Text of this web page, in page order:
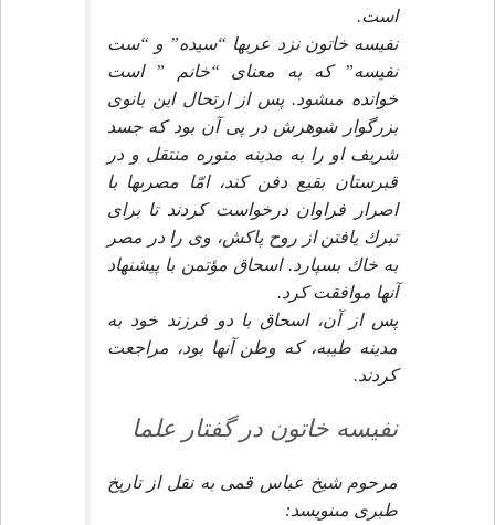
است.
نفيسه خاتون نزد عرب‏ها “سيده” و “ست
نفيسه” كه به معناى “خانم ” است
خوانده مى‏شود. پس از ارتحال اين بانوى
بزرگوار شوهرش در پى آن بود كه جسد
شريف او را به مدينه منوره منتقل و در
قبرستان بقيع دفن كند، امّا مصرى‏ها با
اصرار فراوان درخواست كردند تا براى
تبرك يافتن از روح پاكش، وى را در مصر
به خاك بسپارد. اسحاق مؤتمن با پيشنهاد
آنها موافقت كرد.
پس از آن، اسحاق با دو فرزند خود به
مدينه طيبه، كه وطن آنها بود، مراجعت
كردند.
نفيسه خاتون در گفتار علما
مرحوم شيخ عباس قمى به نقل از تاريخ
طبرى مى‏نويسد: